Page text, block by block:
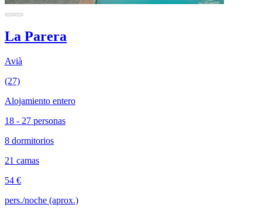
La Parera
Avià
(27)
Alojamiento entero
18 - 27 personas
8 dormitorios
21 camas
54 €
pers./noche (aprox.)